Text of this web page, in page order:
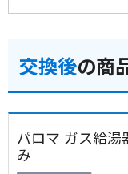
交換後の商
パロマ ガス給
み